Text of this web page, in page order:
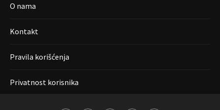
O nama
Kontakt
Pravila korišćenja
Privatnost korisnika